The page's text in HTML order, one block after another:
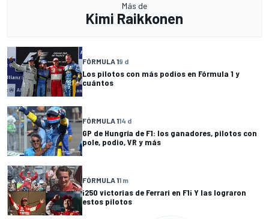
Más de
Kimi Raikkonen
FÓRMULA 19 d
Los pilotos con más podios en Fórmula 1 y
cuántos
FÓRMULA 114 d
GP de Hungría de F1: los ganadores, pilotos con
pole, podio, VR y más
FÓRMULA 11 m
¡250 victorias de Ferrari en F1¡ Y las lograron
estos pilotos